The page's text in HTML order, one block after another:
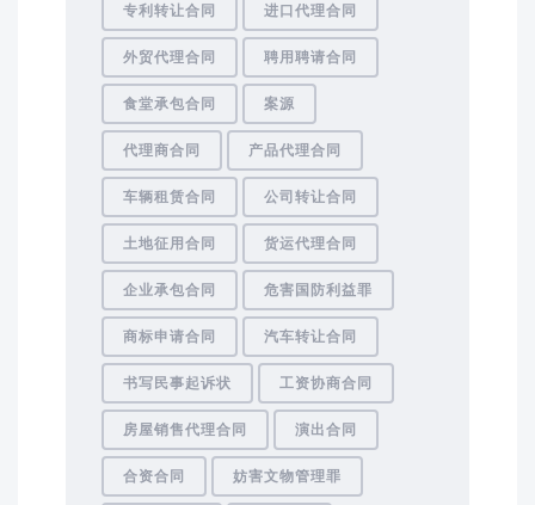
专利转让合同 进口代理合同
外贸代理合同 聘用聘请合同
食堂承包合同 案源
代理商合同 产品代理合同
车辆租赁合同 公司转让合同
土地征用合同 货运代理合同
企业承包合同 危害国防利益罪
商标申请合同 汽车转让合同
书写民事起诉状 工资协商合同
房屋销售代理合同 演出合同
合资合同 妨害文物管理罪